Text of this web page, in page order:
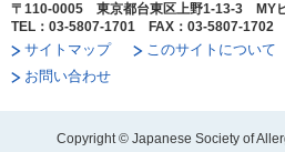
〒110-0005 東京都台東区上野1-13-3 MY
TEL：03-5807-1701 FAX：03-5807-1702
サイトマップ このサイトについて
お問い合わせ
Copyright © Japanese Society of